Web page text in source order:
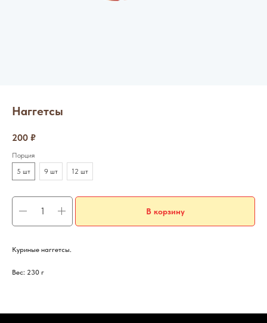
Наггетсы
200 ₽
Порция
5 шт
9 шт 12 шт
В корзину
Куриные наггетсы.
Вес: 230 г